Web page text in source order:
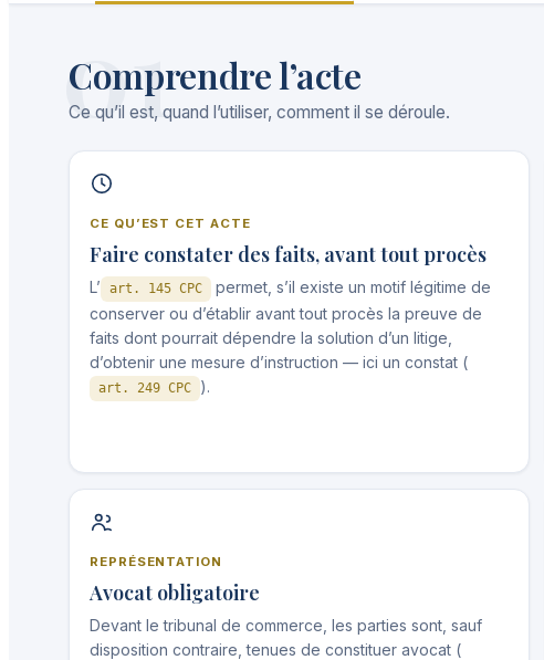
01
Comprendre l’acte
Ce qu’il est, quand l’utiliser, comment il se déroule.
CE QU’EST CET ACTE
Faire constater des faits, avant tout procès
L’ art. 145 CPC
permet, s’il existe un motif légitime de
conserver ou d’établir avant tout procès la preuve de
faits dont pourrait dépendre la solution d’un litige,
d’obtenir une mesure d’instruction — ici un constat (
art. 249 CPC ).
REPRÉSENTATION
Avocat obligatoire
Devant le tribunal de commerce, les parties sont, sauf
disposition contraire, tenues de constituer avocat (